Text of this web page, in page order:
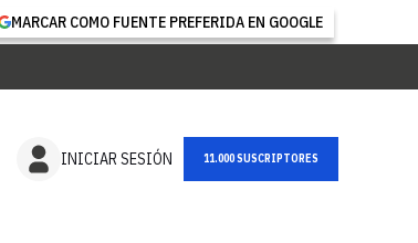
MARCAR COMO FUENTE PREFERIDA EN GOOGLE
INICIAR SESIÓN NEWSLETTER